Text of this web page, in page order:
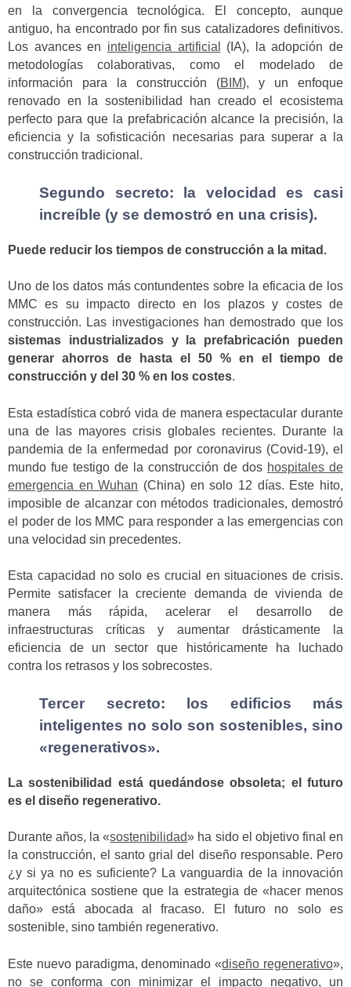
en la convergencia tecnológica. El concepto, aunque
antiguo, ha encontrado por fin sus catalizadores definitivos.
Los avances en inteligencia artificial
(IA), la adopción de
metodologías colaborativas, como el modelado de
información para la construcción (BIM), y un enfoque
renovado en la sostenibilidad han creado el ecosistema
perfecto para que la prefabricación alcance la precisión, la
eficiencia y la sofisticación necesarias para superar a la
construcción tradicional.
Segundo secreto: la velocidad es casi
increíble (y se demostró en una crisis).
Puede reducir los tiempos de construcción a la mitad.
Uno de los datos más contundentes sobre la eficacia de los
MMC es su impacto directo en los plazos y costes de
construcción. Las investigaciones han demostrado que los
sistemas industrializados y la prefabricación pueden
generar ahorros de hasta el 50 % en el tiempo de
construcción y del 30 % en los costes.
Esta estadística cobró vida de manera espectacular durante
una de las mayores crisis globales recientes. Durante la
pandemia de la enfermedad por coronavirus (Covid-19), el
mundo fue testigo de la construcción de dos hospitales de
emergencia en Wuhan (China) en solo 12 días. Este hito,
imposible de alcanzar con métodos tradicionales, demostró
el poder de los MMC para responder a las emergencias con
una velocidad sin precedentes.
Esta capacidad no solo es crucial en situaciones de crisis.
Permite satisfacer la creciente demanda de vivienda de
manera más rápida, acelerar el desarrollo de
infraestructuras críticas y aumentar drásticamente la
eficiencia de un sector que históricamente ha luchado
contra los retrasos y los sobrecostes.
Tercer secreto: los edificios más
inteligentes no solo son sostenibles, sino
«regenerativos».
La sostenibilidad está quedándose obsoleta; el futuro
es el diseño regenerativo.
Durante años, la «sostenibilidad» ha sido el objetivo final en
la construcción, el santo grial del diseño responsable. Pero
¿y si ya no es suficiente? La vanguardia de la innovación
arquitectónica sostiene que la estrategia de «hacer menos
daño» está abocada al fracaso. El futuro no solo es
sostenible, sino también regenerativo.
Este nuevo paradigma, denominado «diseño regenerativo»,
no se conforma con minimizar el impacto negativo, un